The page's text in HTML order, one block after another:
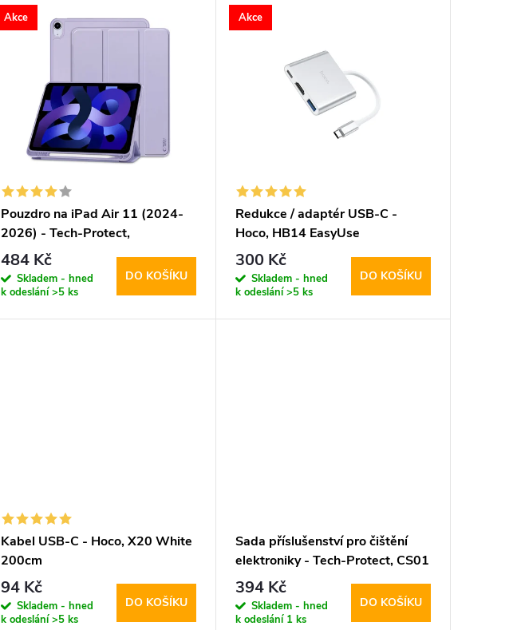
Akce
Pouzdro na iPad Air 11 (2024-
2026) - Tech-Protect,
SmartCase Pen Violet
484 Kč
Skladem - hned
k odeslání>5 ks
DO KOŠÍKU
Akce
Redukce / adaptér USB-C -
Hoco, HB14 EasyUse
300 Kč
Skladem - hned
k odeslání>5 ks
DO KOŠÍKU
Kabel USB-C - Hoco, X20 White
200cm
94 Kč
Skladem - hned
k odeslání>5 ks
DO KOŠÍKU
Sada příslušenství pro čištění
elektroniky - Tech-Protect, CS01
Cleaner Set
394 Kč
Skladem - hned
k odeslání 1 ks
DO KOŠÍKU